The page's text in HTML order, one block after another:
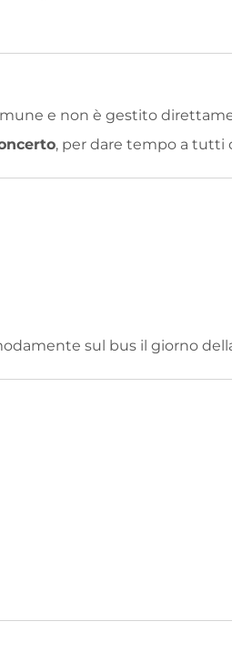
e non è gestito
, per dare tempo a tutti
sul bus il giorno